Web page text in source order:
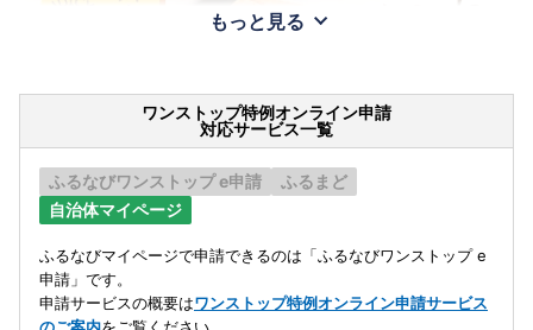
もっと見る
ワンストップ特例オンライン申請
対応サービス一覧
ふるなびワンストップ e申請
ふるまど
自治体マイページ
ふるなびマイページで申請できるのは「ふるなびワンストップ e
申請」です。
申請サービスの概要はワンストップ特例オンライン申請サービス